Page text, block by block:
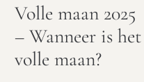
Volle maan 2025
– Wanneer is het
volle maan?